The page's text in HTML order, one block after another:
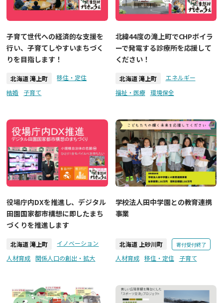
子育て世代への経済的な支援を
行い、子育てしやすいまちづく
りを目指します！
北海道 滝上町
移住・定住
結婚
子育て
北緯44度の滝上町でCHPボイラ
ーで発電する診療所を応援して
ください！
北海道 滝上町
エネルギー
福祉・医療
環境保全
役場庁内DXを推進し、デジタル
田園国家都市構想に即したまち
づくりを推進します
北海道 滝上町
イノベーション
人材育成
関係人口の創出・拡大
学校法人田中学園との教育連携
事業
北海道 上砂川町 寄付受付終了
人材育成 移住・定住 子育て